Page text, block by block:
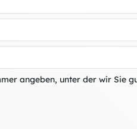
angeben, unter der wir Sie